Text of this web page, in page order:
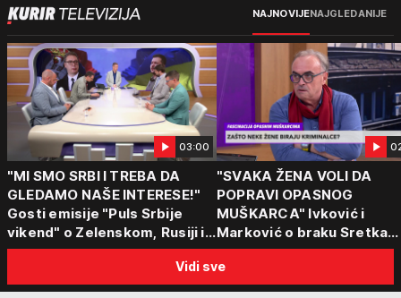
NAJNOVIJENAJGLEDANIJE
03:00
"MI SMO SRBI I TREBA DA
GLEDAMO NAŠE INTERESE!"
Gosti emisije "Puls Srbije
vikend" o Zelenskom, Rusiji i
politici Beograda: "Srbija sedi
"SVAKA ŽENA VOLI DA
POPRAVI OPASNOG
MUŠKARCA" Ivković i
Marković o braku Sretka
Kalinića i fenomenu žena
biraju kriminalce: "Neće sa
nekim ko nema para"
Vidi sve